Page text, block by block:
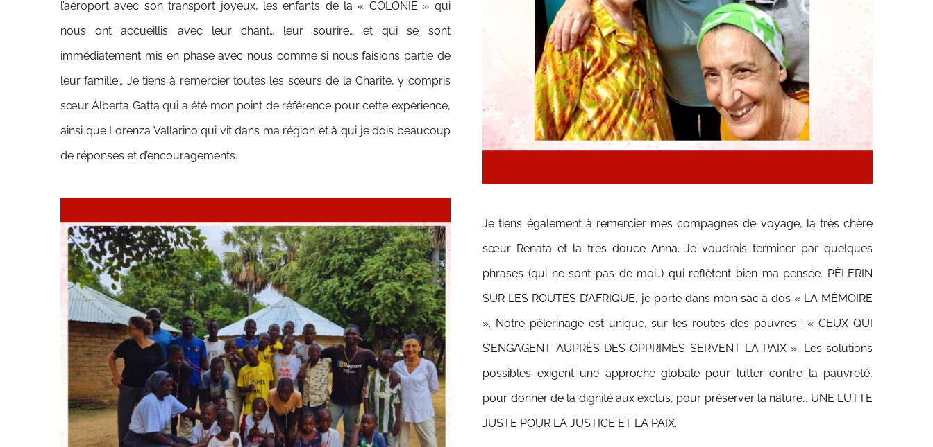
l’aéroport avec son transport joyeux, les enfants de la « COLONIE » qui
nous ont accueillis avec leur chant… leur sourire… et qui se sont
immédiatement mis en phase avec nous comme si nous faisions partie de
leur famille… Je tiens à remercier toutes les sœurs de la Charité, y compris
sœur Alberta Gatta qui a été mon point de référence pour cette expérience,
ainsi que Lorenza Vallarino qui vit dans ma région et à qui je dois beaucoup
de réponses et d’encouragements.
Je tiens également à remercier mes compagnes de voyage, la très chère
sœur Renata et la très douce Anna. Je voudrais terminer par quelques
phrases (qui ne sont pas de moi…) qui reflètent bien ma pensée. PÈLERIN
SUR LES ROUTES D’AFRIQUE, je porte dans mon sac à dos « LA MÉMOIRE
». Notre pèlerinage est unique, sur les routes des pauvres : « CEUX QUI
S’ENGAGENT AUPRÈS DES OPPRIMÉS SERVENT LA PAIX ». Les solutions
possibles exigent une approche globale pour lutter contre la pauvreté,
pour donner de la dignité aux exclus, pour préserver la nature… UNE LUTTE
JUSTE POUR LA JUSTICE ET LA PAIX.